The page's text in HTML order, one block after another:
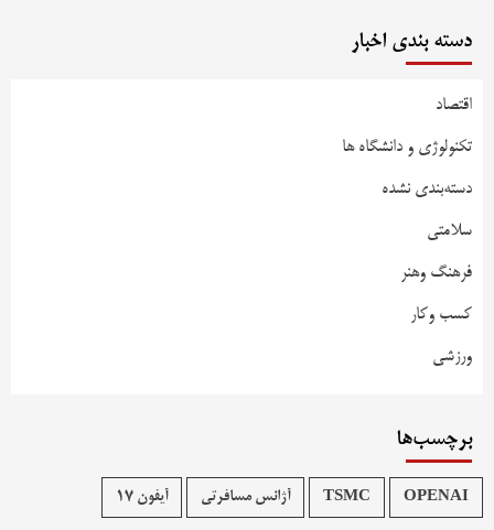
دسته بندی اخبار
اقتصاد
تکنولوژی و دانشگاه ها
دسته‌بندی نشده
سلامتی
فرهنگ وهنر
کسب وکار
ورزشی
برچسب‌ها
OPENAI
TSMC آژانس مسافرتی آیفون 17